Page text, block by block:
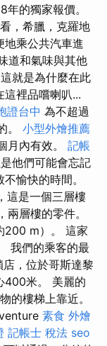
的獨家報價。
，希臘，克羅地
地乘公共汽車進
道和氣味與其他
這就是為什麼在此
裡品嚐喇叭...
證台中 為不超過
。 小型外燴推薦
月內有效。 記帳
他們可能會忘記
愉快的時間。
這是一個三層樓
層樓的零件。
200 m）。 這家
我們的乘客的最
，位於哥斯達黎
400米。 美麗的
的樓梯上靠近。
素食 外燴
記帳士 稅法 seo